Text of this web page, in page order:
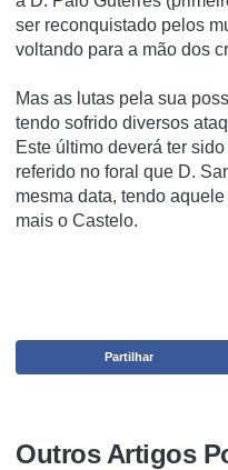
ser reconquistado pelos
voltando para a mão dos
Mas as lutas pela sua
tendo sofrido diversos
Este último deverá ter
referido no foral que D.
mesma data, tendo
mais o Castelo.
Partilhar
Outros Artigos